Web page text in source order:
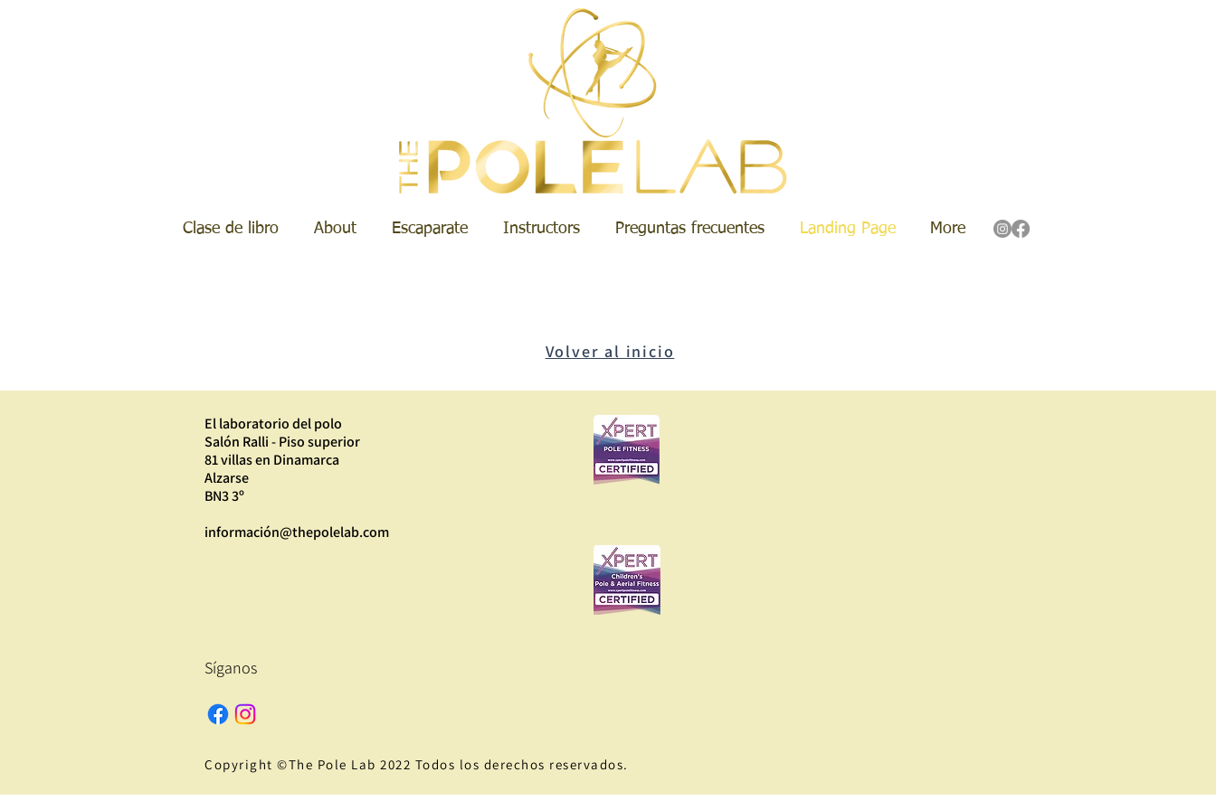
Clase de libro About Escaparate Instructors Preguntas frecuentes Landing Page More
Volver al inicio
El laboratorio del polo
Salón Ralli - Piso superior
81 villas en Dinamarca
Alzarse
BN3 3º
información@thepolelab.com
Síganos
Copyright ©The Pole Lab 2022 Todos los derechos reservados.